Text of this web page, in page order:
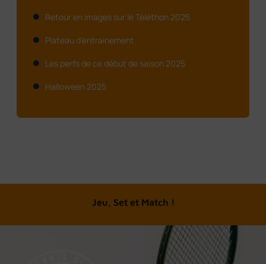
Retour en images sur le Téléthon 2025
Plateau d'entrainement
Les perfs de ce début de saison 2025
Halloween 2025
Jeu, Set et Match !